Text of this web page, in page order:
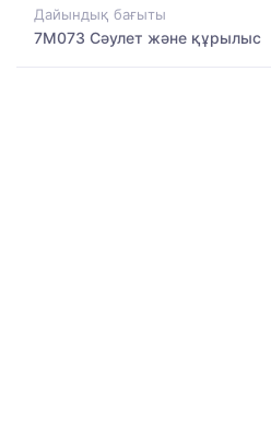
Дайындық бағыты
7M073 Сәулет және құрылыс